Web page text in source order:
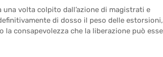
volta colpito dall’azione di magistrati e
di dosso il peso delle
consapevolezza che la liberazione può